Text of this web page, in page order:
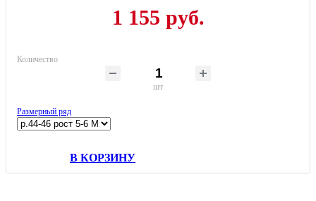
1 155 руб.
Количество
шт
Размерный ряд
В КОРЗИНУ